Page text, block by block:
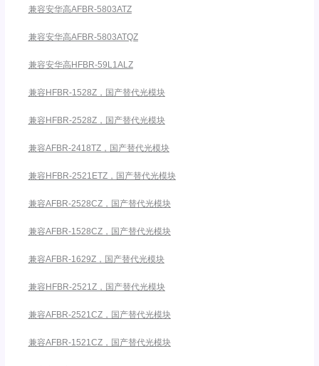
兼容安华高AFBR-5803ATZ
兼容安华高AFBR-5803ATQZ
兼容安华高HFBR-59L1ALZ
兼容HFBR-1528Z，国产替代光模块
兼容HFBR-2528Z，国产替代光模块
兼容AFBR-2418TZ，国产替代光模块
兼容HFBR-2521ETZ，国产替代光模块
兼容AFBR-2528CZ，国产替代光模块
兼容AFBR-1528CZ，国产替代光模块
兼容AFBR-1629Z，国产替代光模块
兼容HFBR-2521Z，国产替代光模块
兼容AFBR-2521CZ，国产替代光模块
兼容AFBR-1521CZ，国产替代光模块